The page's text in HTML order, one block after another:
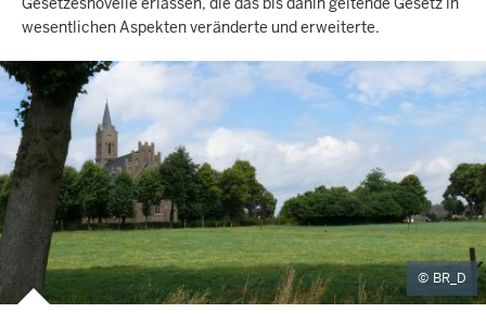
T
S
E
I
T
E
wesentlichen Aspekten veränderte und erweiterte.
BR_D